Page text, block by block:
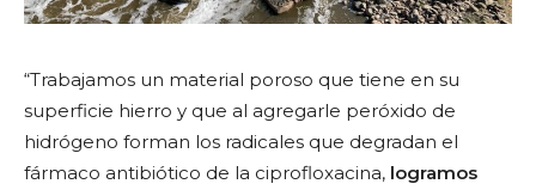
“Trabajamos un material poroso que tiene en su
superficie hierro y que al agregarle peróxido de
hidrógeno forman los radicales que degradan el
fármaco antibiótico de la ciprofloxacina, logramos